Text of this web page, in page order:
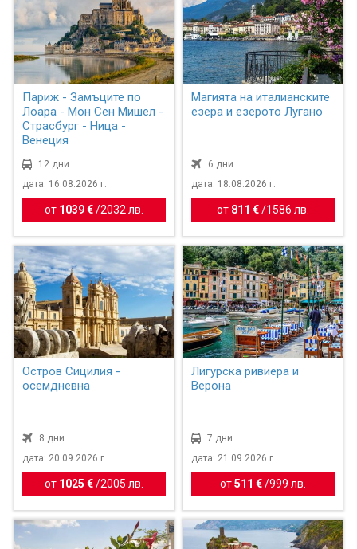
Париж - Замъците по
Лоара - Мон Сен Мишел -
Страсбург - Ница -
Венеция
12 дни
дата: 16.08.2026 г.
от 1039 € /2032 лв.
Магията на италианските
езера и езерото Лугано
6 дни
дата: 18.08.2026 г.
от 811 €/ 1586 лв.
Остров Сицилия -
осемдневна
8 дни
дата: 20.09.2026 г.
от 1025 € /2005 лв.
Лигурска ривиера и
Верона
7 дни
дата: 21.09.2026 г.
от511 €/999 лв.